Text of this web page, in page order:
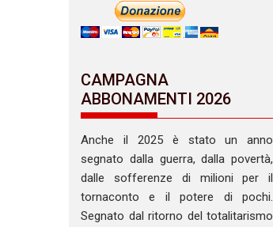
CAMPAGNA
ABBONAMENTI 2026
Anche il 2025 è stato un anno
segnato dalla guerra, dalla povertà,
dalle sofferenze di milioni per il
tornaconto e il potere di pochi.
Segnato dal ritorno del totalitarismo